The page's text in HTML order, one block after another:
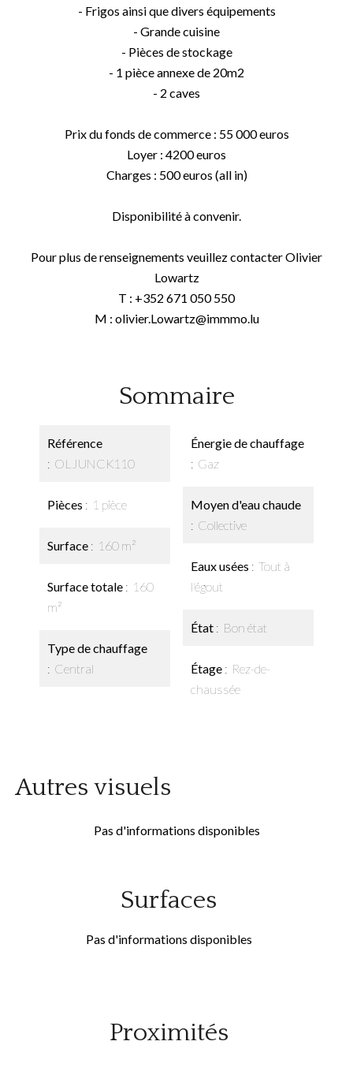
- Frigos ainsi que divers équipements
- Grande cuisine
- Pièces de stockage
- 1 pièce annexe de 20m2
- 2 caves
Prix du fonds de commerce : 55 000 euros
Loyer : 4200 euros
Charges : 500 euros (all in)
Disponibilité à convenir.
Pour plus de renseignements veuillez contacter Olivier
Lowartz
T : +352 671 050 550
M : olivier.Lowartz@immmo.lu
Sommaire
Référence
OLJUNCK110
Pièces 1 pièce
Surface 160 m²
Surface totale
160
m²
Type de chauffage
Central
Énergie de chauffage
Gaz
Moyen d'eau chaude
Collective
Eaux usées
Tout à
l'égout
État Bon état
Étage
Rez-de-
chaussée
Autres visuels
Pas d'informations disponibles
Surfaces
Pas d'informations disponibles
Proximités